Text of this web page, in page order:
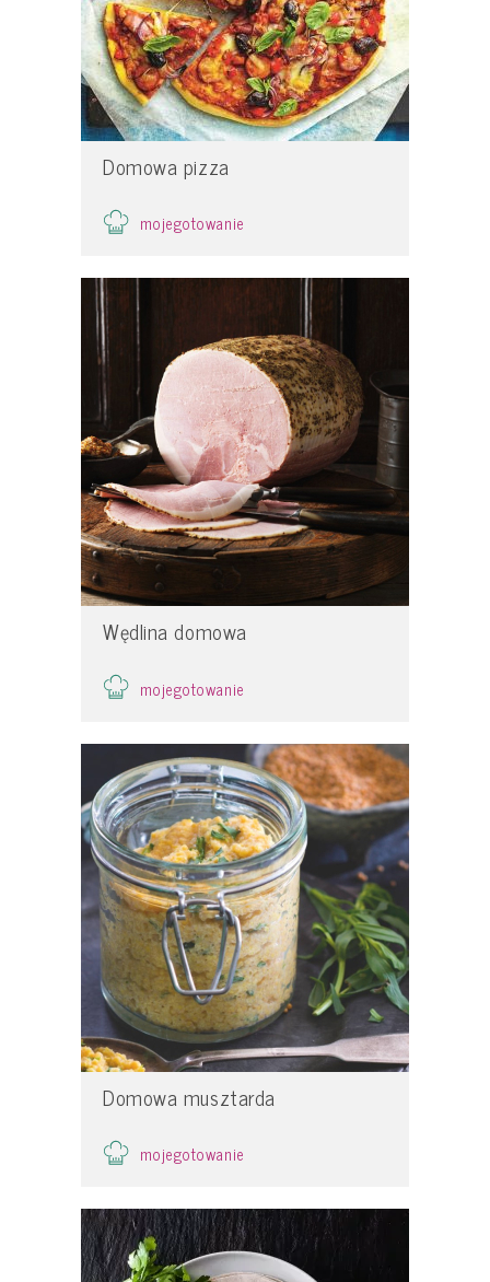
Domowa pizza
mojegotowanie
Wędlina domowa
mojegotowanie
Domowa musztarda
mojegotowanie